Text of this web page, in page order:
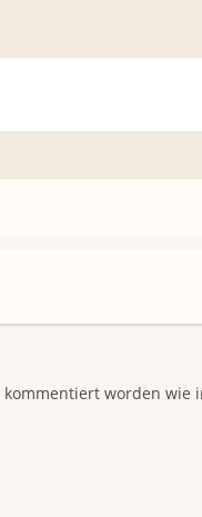
worden wie